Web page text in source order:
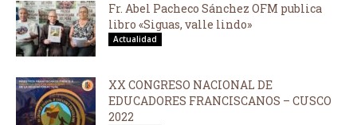
Fr. Abel Pacheco Sánchez OFM publica
libro «Siguas, valle lindo»
Actualidad
XX CONGRESO NACIONAL DE
EDUCADORES FRANCISCANOS – CUSCO
2022